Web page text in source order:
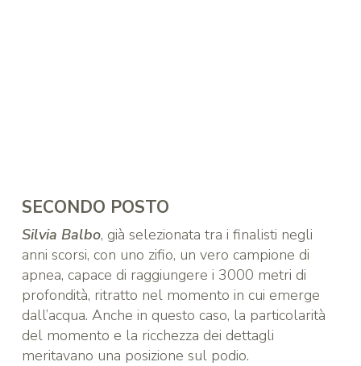
SECONDO POSTO
Silvia Balbo, già selezionata tra i finalisti negli
anni scorsi, con uno zifio, un vero campione di
apnea, capace di raggiungere i 3000 metri di
profondità, ritratto nel momento in cui emerge
dall’acqua. Anche in questo caso, la particolarità
del momento e la ricchezza dei dettagli
meritavano una posizione sul podio.